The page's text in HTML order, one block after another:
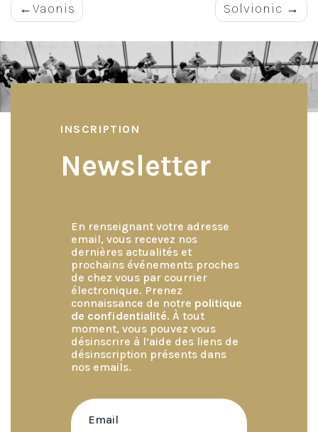
Navigation
de
l’article
Vaonis Solvionic
INSCRIPTION
Newsletter
En renseignant votre adresse
email, vous recevez nos
dernières actualités et
prochains événements proches
de chez vous par courrier
électronique. Prenez
connaissance de notre politique
de confidentialité. À tout
moment, vous pouvez vous
désinscrire à l’aide des liens de
désinscription présents dans
nos emails.